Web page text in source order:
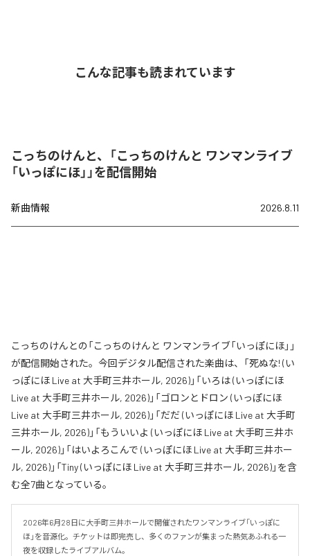
こんな記事も読まれています
こっちのけんと、「こっちのけんと ワンマンライブ
「いっぽにほ」」を配信開始
新曲情報 2026.8.11
こっちのけんとの「こっちのけんと ワンマンライブ「いっぽにほ」」
が配信開始された。今回デジタル配信された楽曲は、「死ぬな! (い
っぽにほ Live at 大手町三井ホール, 2026)」「いろは (いっぽにほ
Live at 大手町三井ホール, 2026)」「ゴロンとドロン (いっぽにほ
Live at 大手町三井ホール, 2026)」「だだ (いっぽにほ Live at 大手町
三井ホール, 2026)」「もういいよ (いっぽにほ Live at 大手町三井ホ
ール, 2026)」「はいよろこんで (いっぽにほ Live at 大手町三井ホー
ル, 2026)」「Tiny (いっぽにほ Live at 大手町三井ホール, 2026)」を含
む全7曲となっている。
2026年6月28日に大手町三井ホールで開催されたワンマンライブ「いっぽに
ほ」を音源化。チケットは即完売し、多くのファンが集まった熱気あふれる一
夜を収録したライブアルバム。